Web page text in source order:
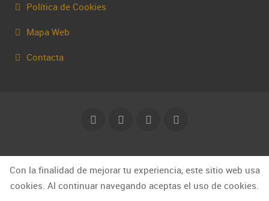
Política de Cookies
Mapa Web
Contacta
© Capakhine 2025 | capakhine@gmail.com
Con la finalidad de mejorar tu experiencia, este sitio web usa
cookies. Al continuar navegando aceptas el uso de cookies.